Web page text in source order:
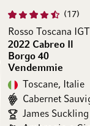
17
Rosso Toscana IGT
2022 Cabreo Il
Borgo 40
Vendemmie
Toscane, Italie